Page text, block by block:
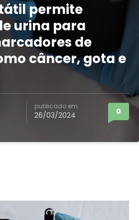
permite
urina para
de
câncer, gota e
publicado em
26/03/2024 0